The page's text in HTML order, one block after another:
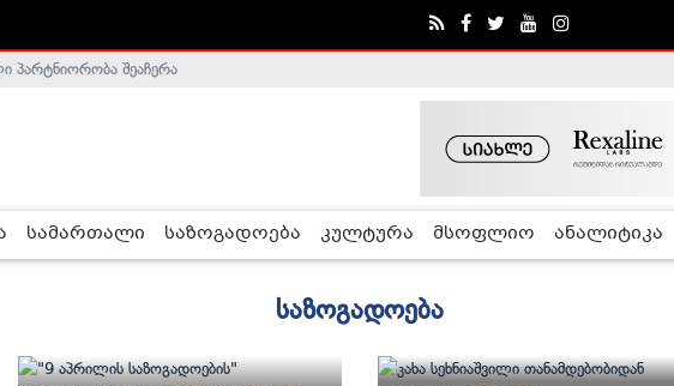
პარტნიორობა შეაჩერა
სამართალი საზოგადოება კულტურა მსოფლიო ანალიტიკა
საზოგადოება